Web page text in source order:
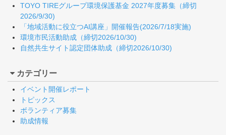
TOYO TIREグループ環境保護基金 2027年度募集（締切
2026/9/30)
「地域活動に役立つAI講座」開催報告(2026/7/18実施)
環境市民活動助成（締切2026/10/30)
自然共生サイト認定団体助成（締切2026/10/30)
カテゴリー
イベント開催レポート
トピックス
ボランティア募集
助成情報